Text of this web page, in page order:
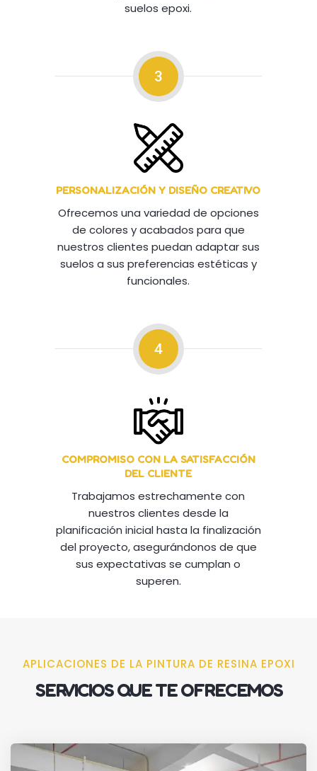
suelos epoxi.
3
PERSONALIZACIÓN Y DISEÑO CREATIVO
Ofrecemos una variedad de opciones
de colores y acabados para que
nuestros clientes puedan adaptar sus
suelos a sus preferencias estéticas y
funcionales.
4
COMPROMISO CON LA SATISFACCIÓN
DEL CLIENTE
Trabajamos estrechamente con
nuestros clientes desde la
planificación inicial hasta la finalización
del proyecto, asegurándonos de que
sus expectativas se cumplan o
superen.
APLICACIONES DE LA PINTURA DE RESINA EPOXI
SERVICIOS QUE TE OFRECEMOS